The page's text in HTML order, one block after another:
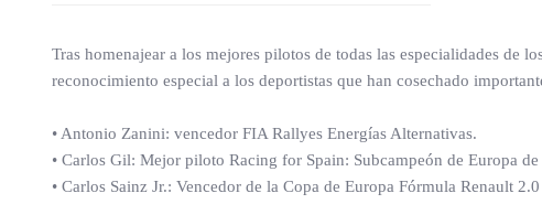
Tras homenajear a los mejores pilotos de todas las especialidades de
reconocimiento especial a los deportistas que han cosechado
• Antonio Zanini: vencedor FIA Rallyes Energías Alternativas.
• Carlos Gil: Mejor piloto Racing for Spain: Subcampeón de Europa
• Carlos Sainz Jr.: Vencedor de la Copa de Europa Fórmula Renault